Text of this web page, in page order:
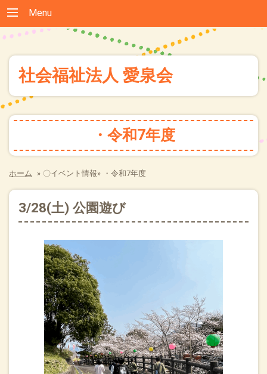
Menu
社会福祉法人 愛泉会
・令和7年度
ホーム » 〇イベント情報» ・令和7年度
3/28(土) 公園遊び